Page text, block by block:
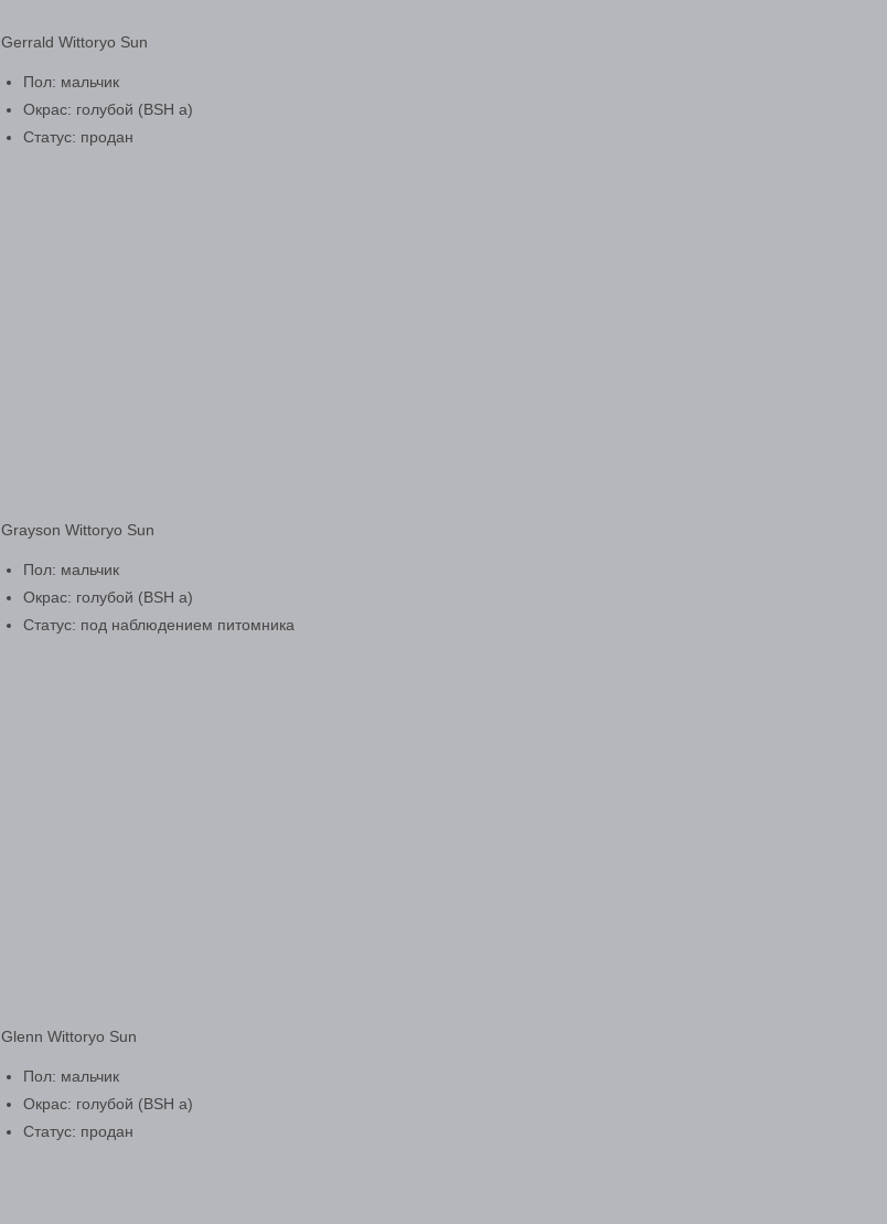
Gerrald Wittoryo Sun
Пол: мальчик
Окрас: голубой (BSH а)
Статус: продан
Grayson Wittoryo Sun
Пол: мальчик
Окрас: голубой (BSH а)
Статус: под наблюдением питомника
Glenn Wittoryo Sun
Пол: мальчик
Окрас: голубой (BSH a)
Статус: продан